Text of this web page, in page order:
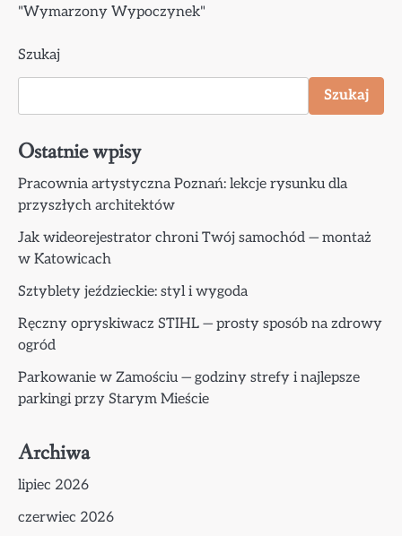
"Wymarzony Wypoczynek"
Szukaj
Szukaj
Ostatnie wpisy
Pracownia artystyczna Poznań: lekcje rysunku dla
przyszłych architektów
Jak wideorejestrator chroni Twój samochód — montaż
w Katowicach
Sztyblety jeździeckie: styl i wygoda
Ręczny opryskiwacz STIHL — prosty sposób na zdrowy
ogród
Parkowanie w Zamościu — godziny strefy i najlepsze
parkingi przy Starym Mieście
Archiwa
lipiec 2026
czerwiec 2026